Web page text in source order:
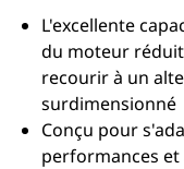
L'excellente
du moteur
recourir à un
surdimensionné
Conçu pour
performances et